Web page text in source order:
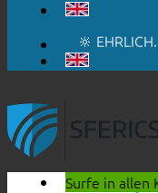
🔆 EINFACH.
🔆
📦
🔖 KAUF
Surfe in allen